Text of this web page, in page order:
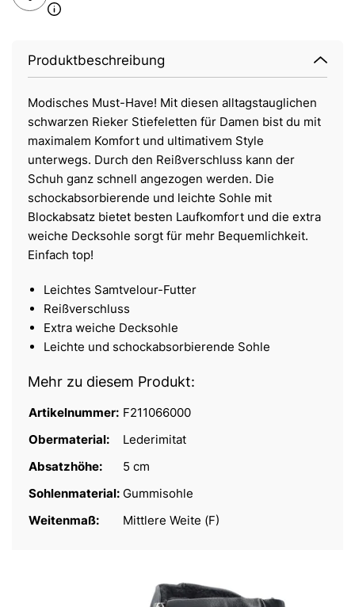
Produktbeschreibung
Modisches Must-Have! Mit diesen alltagstauglichen
schwarzen Rieker Stiefeletten für Damen bist du mit
maximalem Komfort und ultimativem Style
unterwegs. Durch den Reißverschluss kann der
Schuh ganz schnell angezogen werden. Die
schockabsorbierende und leichte Sohle mit
Blockabsatz bietet besten Laufkomfort und die extra
weiche Decksohle sorgt für mehr Bequemlichkeit.
Einfach top!
Leichtes Samtvelour-Futter
Reißverschluss
Extra weiche Decksohle
Leichte und schockabsorbierende Sohle
Mehr zu diesem Produkt:
Artikelnummer: F211066000
Obermaterial:
Lederimitat
Absatzhöhe:
5 cm
Sohlenmaterial: Gummisohle
Weitenmaß:
Mittlere Weite (F)